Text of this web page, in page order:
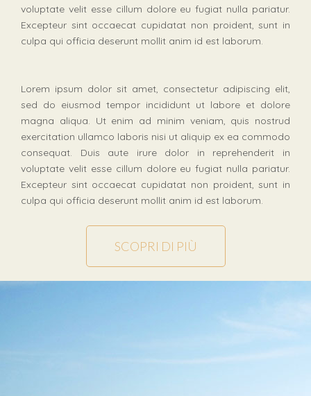
voluptate velit esse cillum dolore eu fugiat nulla pariatur.
Excepteur sint occaecat cupidatat non proident, sunt in
culpa qui officia deserunt mollit anim id est laborum.
Lorem ipsum dolor sit amet, consectetur adipiscing elit,
sed do eiusmod tempor incididunt ut labore et dolore
magna aliqua. Ut enim ad minim veniam, quis nostrud
exercitation ullamco laboris nisi ut aliquip ex ea commodo
consequat. Duis aute irure dolor in reprehenderit in
voluptate velit esse cillum dolore eu fugiat nulla pariatur.
Excepteur sint occaecat cupidatat non proident, sunt in
culpa qui officia deserunt mollit anim id est laborum.
SCOPRI DI PIÙ